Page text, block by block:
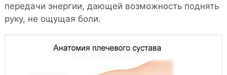
передачи энергии, дающей возможность поднять
руку, не ощущая боли.